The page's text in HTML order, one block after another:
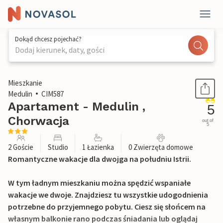
Dokąd chcesz pojechać?
Dodaj kierunek, daty, gości
1 / 21
Mieszkanie
Medulin
CIM587
Apartament - Medulin ,
Chorwacja
5
out of
5
2 Goście Studio 1 Łazienka 0 Zwierzęta domowe
Romantyczne wakacje dla dwojga na południu Istrii.
W tym ładnym mieszkaniu można spędzić wspaniałe
wakacje we dwoje. Znajdziesz tu wszystkie udogodnienia
potrzebne do przyjemnego pobytu. Ciesz się słońcem na
własnym balkonie rano podczas śniadania lub oglądaj